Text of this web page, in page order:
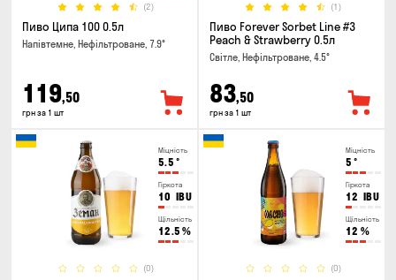
(2)
Пиво Ципа 100 0.5л
Напівтемне, Нефільтроване, 7.9°
119,50
грн за 1 шт
(1)
Пиво Forever Sorbet Line #3
Peach & Strawberry 0.5л
Світле, Нефільтроване, 4.5°
83,50
грн за 1 шт
Міцність
5.5 °
Гіркота
10 IBU
Щільність
12.5 %
(0)
Міцність
5 °
Гіркота
12 IBU
Щільність
12 %
(0)